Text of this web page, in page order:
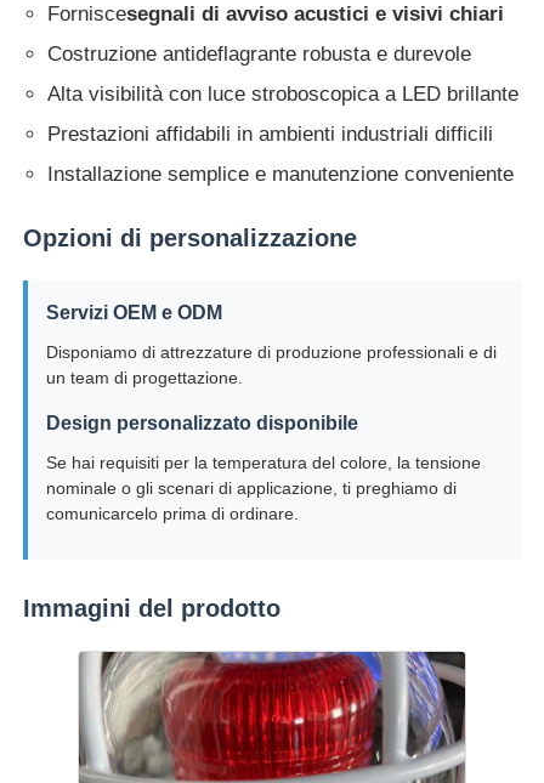
Forniscesegnali di avviso acustici e visivi chiari
Costruzione antideflagrante robusta e durevole
Alta visibilità con luce stroboscopica a LED brillante
Prestazioni affidabili in ambienti industriali difficili
Installazione semplice e manutenzione conveniente
Opzioni di personalizzazione
Servizi OEM e ODM
Disponiamo di attrezzature di produzione professionali e di
un team di progettazione.
Design personalizzato disponibile
Se hai requisiti per la temperatura del colore, la tensione
nominale o gli scenari di applicazione, ti preghiamo di
comunicarcelo prima di ordinare.
Immagini del prodotto